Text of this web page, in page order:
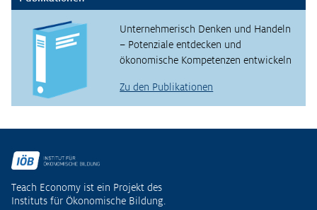
Unternehmerisch Denken und Handeln
– Potenziale entdecken und
ökonomische Kompetenzen entwickeln
Zu den Publikationen
Teach Economy ist ein Projekt des
Instituts für Ökonomische Bildung.